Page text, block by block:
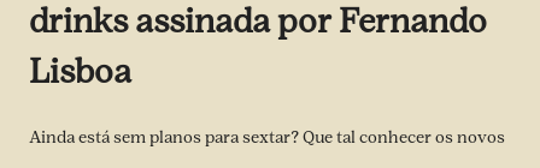
drinks assinada por Fernando
Lisboa
Ainda está sem planos para sextar? Que tal conhecer os novos